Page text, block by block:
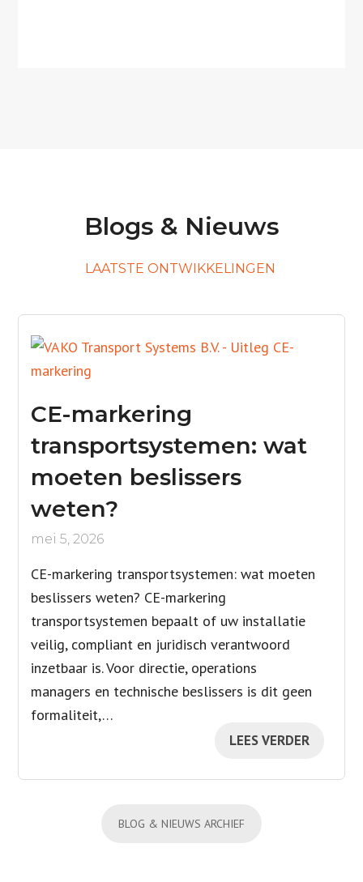
Blogs & Nieuws
LAATSTE ONTWIKKELINGEN
CE-markering
transportsystemen: wat
moeten beslissers
weten?
mei 5, 2026
CE-markering transportsystemen: wat moeten
beslissers weten? CE-markering
transportsystemen bepaalt of uw installatie
veilig, compliant en juridisch verantwoord
inzetbaar is. Voor directie, operations
managers en technische beslissers is dit geen
formaliteit,…
LEES VERDER
BLOG & NIEUWS ARCHIEF